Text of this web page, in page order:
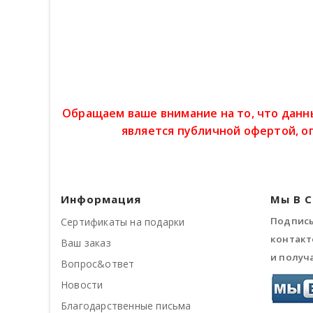
Обращаем ваше внимание на то, что
является публичной офертой,
Информация
Сертификаты на подарки
Ваш заказ
Вопрос&ответ
Новости
Благодарственные письма
Мы В
и